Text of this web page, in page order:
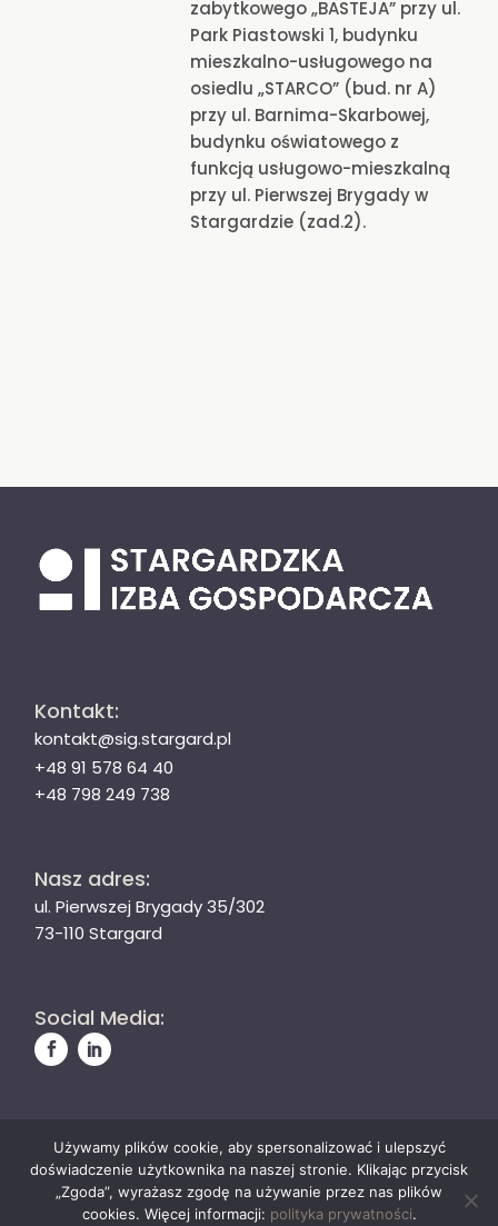
zabytkowego „BASTEJA” przy ul.
Park Piastowski 1, budynku
mieszkalno-usługowego na
osiedlu „STARCO” (bud. nr A)
przy ul. Barnima-Skarbowej,
budynku oświatowego z
funkcją usługowo-mieszkalną
przy ul. Pierwszej Brygady w
Stargardzie (zad.2).
Kontakt:
kontakt@sig.stargard.pl
+48 91 578 64 40
+48 798 249 738
Nasz adres:
ul. Pierwszej Brygady 35/302
73-110 Stargard
Social Media:
© Stargardzka Izba Gospodarcza
Polityka prywatności
Wykonanie:SAVY studio
Używamy plików cookie, aby spersonalizować i ulepszyć
doświadczenie użytkownika na naszej stronie. Klikając przycisk
„Zgoda”, wyrażasz zgodę na używanie przez nas plików
cookies. Więcej informacji: polityka prywatności.